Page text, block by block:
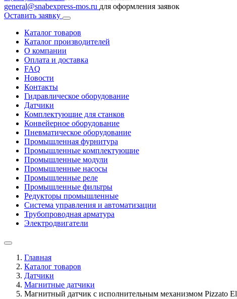
general@snabexpress-mos.ru для оформления заявок
Оставить заявку
Каталог товаров
Каталог производителей
О компании
Оплата и доставка
FAQ
Новости
Контакты
Гидравлическое оборудование
Датчики
Комплектующие для станков
Конвейерное оборудование
Пневматическое оборудование
Промышленная фурнитура
Промышленные комплектующие
Промышленные модули
Промышленные насосы
Промышленные реле
Промышленные фильтры
Редукторы промышленные
Система управления и автоматизации
Трубопроводная арматура
Электродвигатели
Главная
Каталог товаров
Датчики
Магнитные датчики
Магнитный датчик c исполнительным механизмом Pizzato